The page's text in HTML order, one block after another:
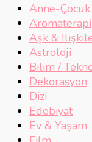
Anne-Çocuk
Aromaterapi
Aşk &
Astroloji
Bilim /
Dekorasyon
Dizi
Edebiyat
Ev & Yaşam